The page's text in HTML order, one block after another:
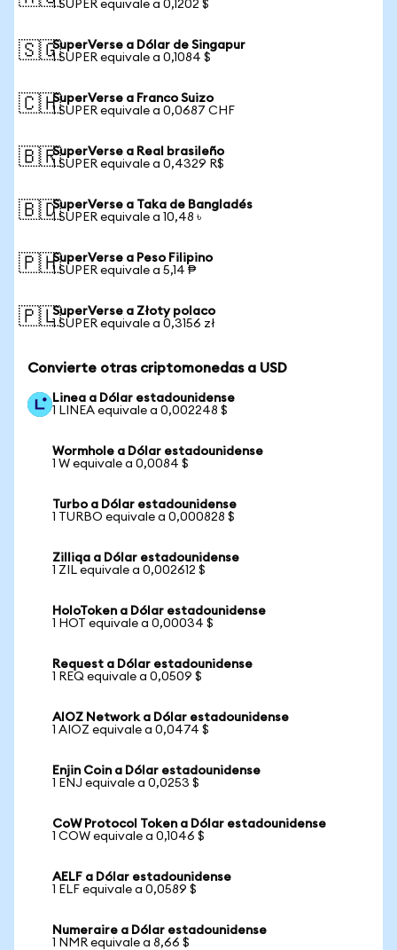
1 SUPER equivale a 0,1202 $
🇸🇬SuperVerse a Dólar de Singapur
1 SUPER equivale a 0,1084 $
🇨🇭SuperVerse a Franco Suizo
1 SUPER equivale a 0,0687 CHF
🇧🇷SuperVerse a Real brasileño
1 SUPER equivale a 0,4329 R$
🇧🇩SuperVerse a Taka de Bangladés
1 SUPER equivale a 10,48 ৳
🇵🇭SuperVerse a Peso Filipino
1 SUPER equivale a 5,14 ₱
🇵🇱SuperVerse a Złoty polaco
1 SUPER equivale a 0,3156 zł
Convierte otras criptomonedas a USD
Linea a Dólar estadounidense
1 LINEA equivale a 0,002248 $
Wormhole a Dólar estadounidense
1 W equivale a 0,0084 $
Turbo a Dólar estadounidense
1 TURBO equivale a 0,000828 $
Zilliqa a Dólar estadounidense
1 ZIL equivale a 0,002612 $
HoloToken a Dólar estadounidense
1 HOT equivale a 0,00034 $
Request a Dólar estadounidense
1 REQ equivale a 0,0509 $
AIOZ Network a Dólar estadounidense
1 AIOZ equivale a 0,0474 $
Enjin Coin a Dólar estadounidense
1 ENJ equivale a 0,0253 $
CoW Protocol Token a Dólar estadounidense
1 COW equivale a 0,1046 $
AELF a Dólar estadounidense
1 ELF equivale a 0,0589 $
Numeraire a Dólar estadounidense
1 NMR equivale a 8,66 $